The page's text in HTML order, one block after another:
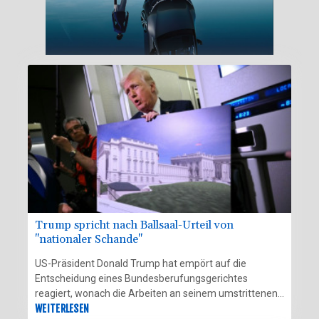
Trump spricht nach Ballsaal-Urteil von
"nationaler Schande"
US-Präsident Donald Trump hat empört auf die
Entscheidung eines Bundesberufungsgerichtes
reagiert, wonach die Arbeiten an seinem umstrittenen
Ballsaal-Projekt vorerst nicht weitergehen dürfen. Die
WEITERLESEN